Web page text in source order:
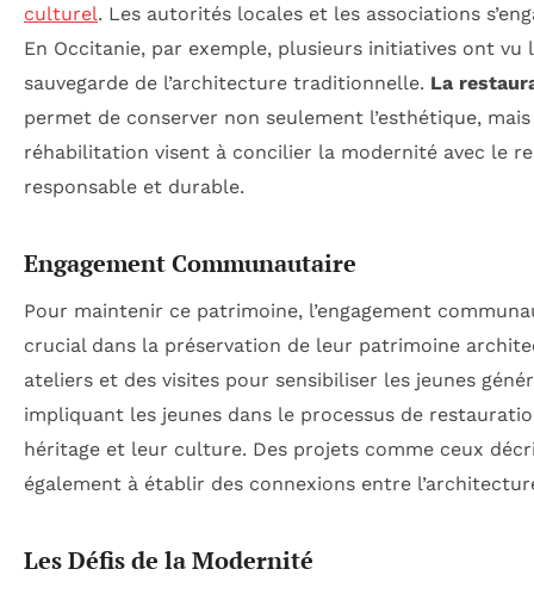
culturel. Les autorités locales et les associations
En Occitanie, par exemple, plusieurs initiatives ont
sauvegarde de l’architecture traditionnelle. La
permet de conserver non seulement l’esthétique,
réhabilitation visent à concilier la modernité avec le
responsable et durable.
Engagement Communautaire
Pour maintenir ce patrimoine, l’engagement
crucial dans la préservation de leur patrimoine
ateliers et des visites pour sensibiliser les jeunes
impliquant les jeunes dans le processus de
héritage et leur culture. Des projets comme ceux
également à établir des connexions entre
Les Défis de la Modernité